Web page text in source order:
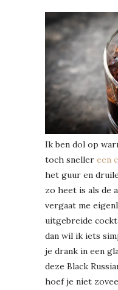
Ik ben dol op
toch sneller een
het guur en
zo heet is als de
vergaat me
uitgebreide
dan wil ik iets
je drank in een
deze Black
hoef je niet